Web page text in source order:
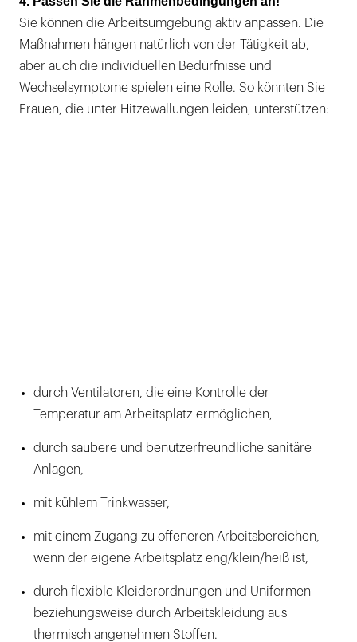
Sie können die Arbeitsumgebung aktiv anpassen. Die
Maßnahmen hängen natürlich von der Tätigkeit ab,
aber auch die individuellen Bedürfnisse und
Wechselsymptome spielen eine Rolle. So könnten Sie
Frauen, die unter Hitzewallungen leiden, unterstützen:
durch Ventilatoren, die eine Kontrolle der
Temperatur am Arbeitsplatz ermöglichen,
durch saubere und benutzerfreundliche sanitäre
Anlagen,
mit kühlem Trinkwasser,
mit einem Zugang zu offeneren Arbeitsbereichen,
wenn der eigene Arbeitsplatz eng/klein/heiß ist,
durch flexible Kleiderordnungen und Uniformen
beziehungsweise durch Arbeitskleidung aus
thermisch angenehmen Stoffen.